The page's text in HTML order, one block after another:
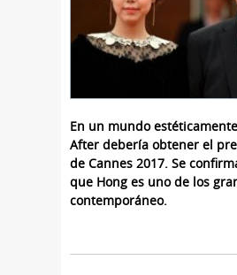
En un mundo
After debería obtener el
de Cannes 2017. Se
que Hong es uno de los
contemporáneo.